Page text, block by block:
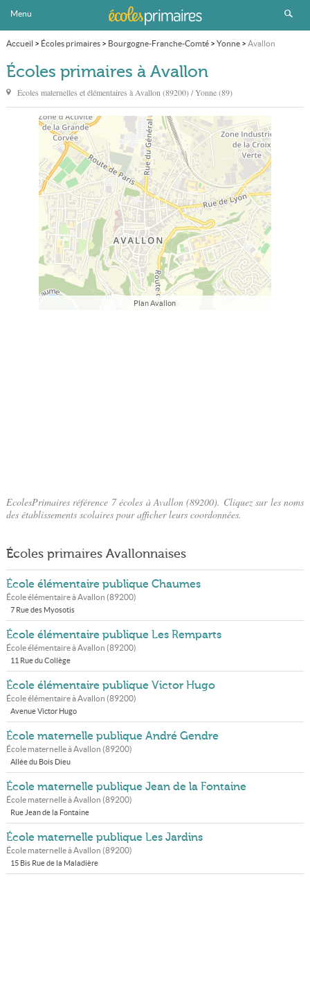
Menu
Accueil > Écoles primaires> Bourgogne-Franche-Comté> Yonne> Avallon
Écoles primaires à Avallon
Écoles maternelles et élémentaires à Avallon (89200) / Yonne (89)
Plan Avallon
EcolesPrimaires référence 7 écoles à Avallon (89200). Cliquez sur les noms
des établissements scolaires pour afficher leurs coordonnées.
Écoles primaires Avallonnaises
École élémentaire publique Chaumes
École élémentaire àAvallon (89200)
7 Rue des Myosotis
École élémentaire publique Les Remparts
École élémentaire àAvallon (89200)
11 Rue du Collège
École élémentaire publique Victor Hugo
École élémentaire àAvallon (89200)
Avenue Victor Hugo
École maternelle publique André Gendre
École maternelle àAvallon (89200)
Allée du Bois Dieu
École maternelle publique Jean de la Fontaine
École maternelle àAvallon (89200)
Rue Jean de la Fontaine
École maternelle publique Les Jardins
École maternelle àAvallon (89200)
15 Bis Rue de la Maladière